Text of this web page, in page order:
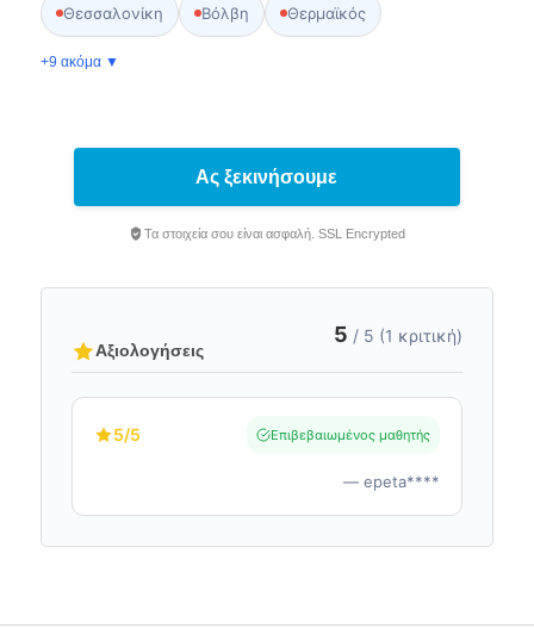
Θεσσαλονίκη Βόλβη Θερμαϊκός
+9 ακόμα ▼
Ας ξεκινήσουμε
Τα στοιχεία σου είναι ασφαλή. SSL Encrypted
Αξιολογήσεις
5 / 5 (1 κριτική)
5/5 Επιβεβαιωμένος μαθητής
— epeta****